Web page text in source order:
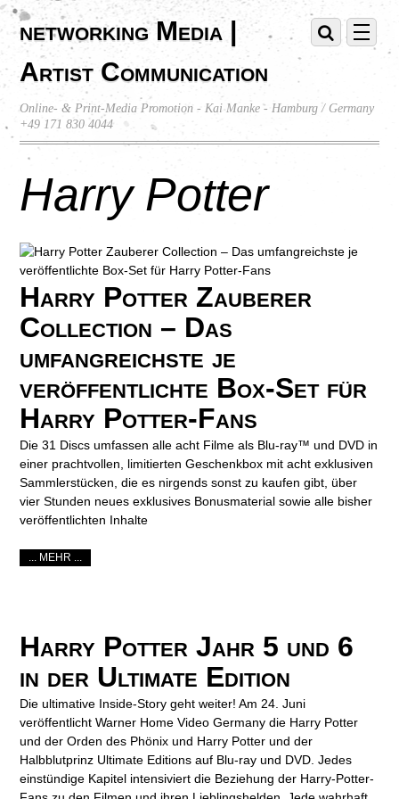
networking Media |
Artist Communication
Online- & Print-Media Promotion - Kai Manke - Hamburg / Germany
+49 171 830 4044
Harry Potter
Harry Potter Zauberer
Collection – Das
umfangreichste je
veröffentlichte Box-Set für
Harry Potter-Fans
Die 31 Discs umfassen alle acht Filme als Blu-ray™ und DVD in
einer prachtvollen, limitierten Geschenkbox mit acht exklusiven
Sammlerstücken, die es nirgends sonst zu kaufen gibt, über
vier Stunden neues exklusives Bonusmaterial sowie alle bisher
veröffentlichten Inhalte
... MEHR ...
Harry Potter Jahr 5 und 6
in der Ultimate Edition
Die ultimative Inside-Story geht weiter! Am 24. Juni
veröffentlicht Warner Home Video Germany die Harry Potter
und der Orden des Phönix und Harry Potter und der
Halbblutprinz Ultimate Editions auf Blu-ray und DVD. Jedes
einstündige Kapitel intensiviert die Beziehung der Harry-Potter-